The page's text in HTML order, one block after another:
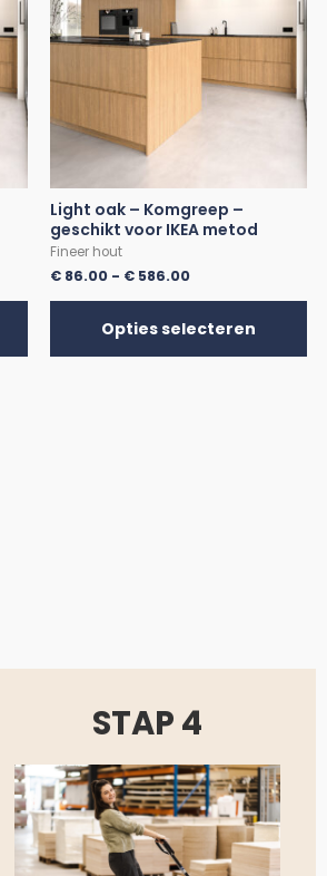
Light oak – Komgreep –
geschikt voor IKEA metod
Fineer hout
€ 86.00 - € 586.00
Opties selecteren
STAP 4